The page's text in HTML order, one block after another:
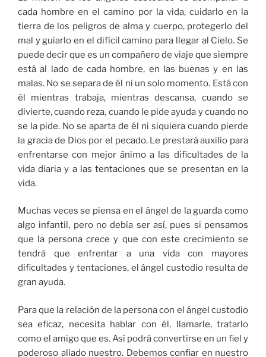
cada hombre en el camino por la vida, cuidarlo en la
tierra de los peligros de alma y cuerpo, protegerlo del
mal y guiarlo en el difícil camino para llegar al Cielo. Se
puede decir que es un compañero de viaje que siempre
está al lado de cada hombre, en las buenas y en las
malas. No se separa de él ni un solo momento. Está con
él mientras trabaja, mientras descansa, cuando se
divierte, cuando reza, cuando le pide ayuda y cuando no
se la pide. No se aparta de él ni siquiera cuando pierde
la gracia de Dios por el pecado. Le prestará auxilio para
enfrentarse con mejor ánimo a las dificultades de la
vida diaria y a las tentaciones que se presentan en la
vida.
Muchas veces se piensa en el ángel de la guarda como
algo infantil, pero no debía ser así, pues si pensamos
que la persona crece y que con este crecimiento se
tendrá que enfrentar a una vida con mayores
dificultades y tentaciones, el ángel custodio resulta de
gran ayuda.
Para que la relación de la persona con el ángel custodio
sea eficaz, necesita hablar con él, llamarle, tratarlo
como el amigo que es. Así podrá convertirse en un fiel y
poderoso aliado nuestro. Debemos confiar en nuestro